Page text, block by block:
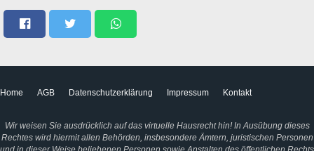
Home AGB Datenschutzerklärung Impressum Kontakt
Wir weisen Sie ausdrücklich auf das virtuelle Hausrecht hin! In Ausübung dieses
Rechtes wird hiermit allen Behörden, insbesondere Ämtern, juristischen Personen